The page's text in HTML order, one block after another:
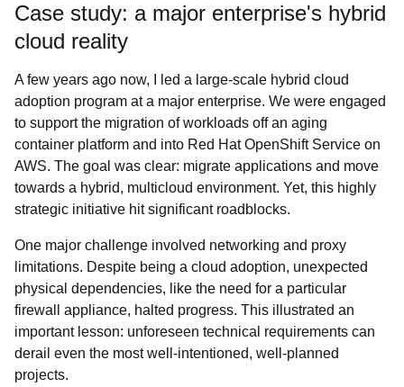
Case study: a major enterprise's hybrid
cloud reality
A few years ago now, I led a large-scale hybrid cloud
adoption program at a major enterprise. We were engaged
to support the migration of workloads off an aging
container platform and into Red Hat OpenShift Service on
AWS. The goal was clear: migrate applications and move
towards a hybrid, multicloud environment. Yet, this highly
strategic initiative hit significant roadblocks.
One major challenge involved networking and proxy
limitations. Despite being a cloud adoption, unexpected
physical dependencies, like the need for a particular
firewall appliance, halted progress. This illustrated an
important lesson: unforeseen technical requirements can
derail even the most well-intentioned, well-planned
projects.